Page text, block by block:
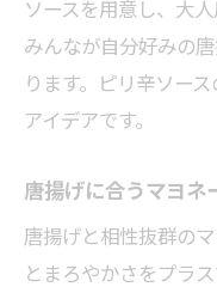
ソースを用意し、大
みんなが自分好みの
ります。ピリ辛ソー
アイデアです。
唐揚げに合うマヨネ
唐揚げと相性抜群の
とまろやかさをプラ